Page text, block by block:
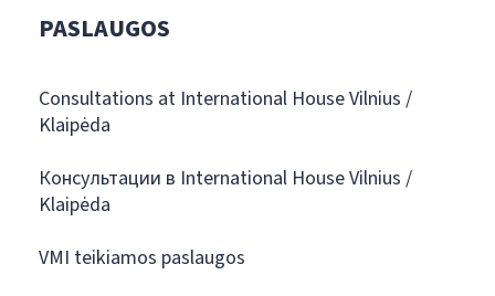
PASLAUGOS
Consultations at International House Vilnius /
Klaipėda
Консультации в International House Vilnius /
Klaipėda
VMI teikiamos paslaugos